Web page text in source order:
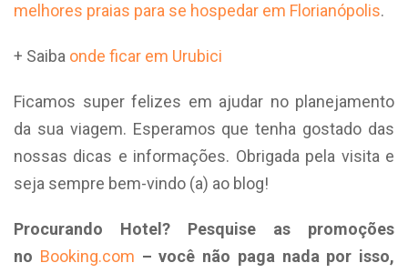
melhores praias para se hospedar em Florianópolis.
+ Saiba onde ficar em Urubici
Ficamos super felizes em ajudar no planejamento
da sua viagem. Esperamos que tenha gostado das
nossas dicas e informações. Obrigada pela visita e
seja sempre bem-vindo (a) ao blog!
Procurando Hotel? Pesquise as promoções
no Booking.com – você não paga nada por isso,